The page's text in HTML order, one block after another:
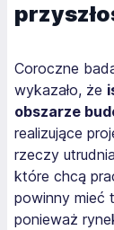
Coroczne
wykazało, że
obszarze
realizujące
rzeczy
które chcą
powinny mieć
ponieważ